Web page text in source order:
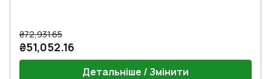
₴72,931.65
₴51,052.16
Детальніше / Змінити